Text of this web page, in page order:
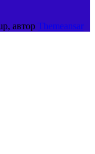
автор Themeansar